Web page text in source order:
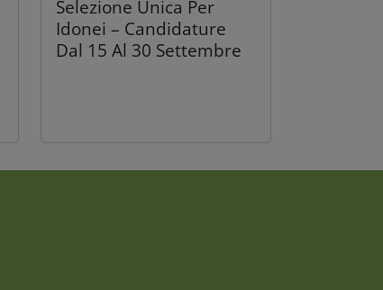
Selezione Unica Per
Idonei – Candidature
Dal 15 Al 30 Settembre